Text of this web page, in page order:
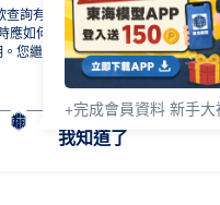
詢有關本網站使用 cookie 方式之
應如何變更電腦的 cookie 設定，請
。您繼續使用本網站即表示您同意本
cookie。
我知道了
+完成會員資料 新手